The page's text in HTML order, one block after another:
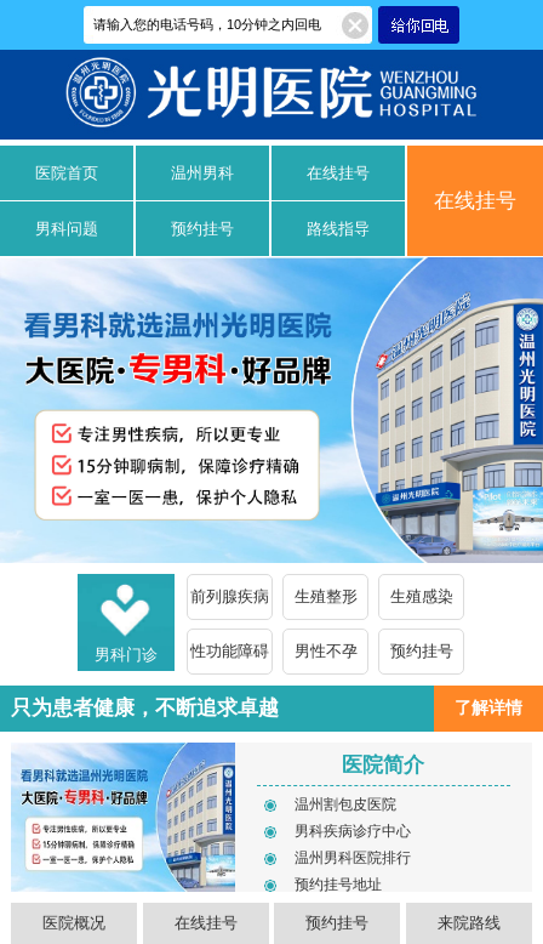
医院首页 温州男科 在线挂号
男科问题 预约挂号 路线指导
在线挂号
男科门诊
前列腺疾病 生殖整形 生殖感染
性功能障碍 男性不孕 预约挂号
只为患者健康，不断追求卓越 了解详情
医院简介
温州割包皮医院
男科疾病诊疗中心
温州男科医院排行
预约挂号地址
医院概况 在线挂号 预约挂号 来院路线